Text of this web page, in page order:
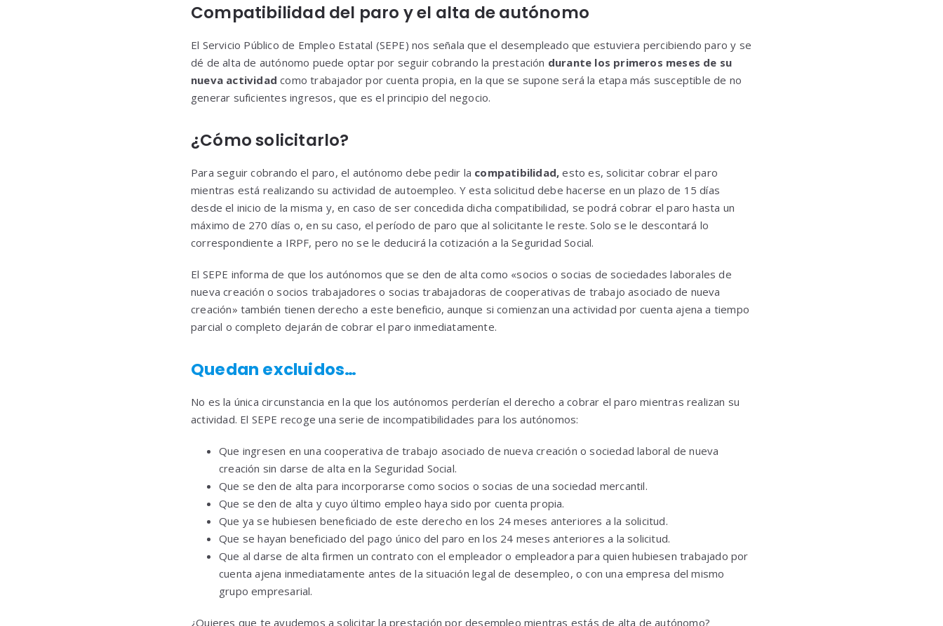
Compatibilidad del paro y el alta de autónomo
El Servicio Público de Empleo Estatal (SEPE) nos señala que el desempleado que estuviera percibiendo paro y se
dé de alta de autónomo puede optar por seguir cobrando la prestación durante los primeros meses de su
nueva actividad como trabajador por cuenta propia, en la que se supone será la etapa más susceptible de no
generar suficientes ingresos, que es el principio del negocio.
¿Cómo solicitarlo?
Para seguir cobrando el paro, el autónomo debe pedir la compatibilidad, esto es, solicitar cobrar el paro
mientras está realizando su actividad de autoempleo. Y esta solicitud debe hacerse en un plazo de 15 días
desde el inicio de la misma y, en caso de ser concedida dicha compatibilidad, se podrá cobrar el paro hasta un
máximo de 270 días o, en su caso, el período de paro que al solicitante le reste. Solo se le descontará lo
correspondiente a IRPF, pero no se le deducirá la cotización a la Seguridad Social.
El SEPE informa de que los autónomos que se den de alta como «socios o socias de sociedades laborales de
nueva creación o socios trabajadores o socias trabajadoras de cooperativas de trabajo asociado de nueva
creación» también tienen derecho a este beneficio, aunque si comienzan una actividad por cuenta ajena a tiempo
parcial o completo dejarán de cobrar el paro inmediatamente.
Quedan excluidos…
No es la única circunstancia en la que los autónomos perderían el derecho a cobrar el paro mientras realizan su
actividad. El SEPE recoge una serie de incompatibilidades para los autónomos:
Que ingresen en una cooperativa de trabajo asociado de nueva creación o sociedad laboral de nueva
creación sin darse de alta en la Seguridad Social.
Que se den de alta para incorporarse como socios o socias de una sociedad mercantil.
Que se den de alta y cuyo último empleo haya sido por cuenta propia.
Que ya se hubiesen beneficiado de este derecho en los 24 meses anteriores a la solicitud.
Que se hayan beneficiado del pago único del paro en los 24 meses anteriores a la solicitud.
Que al darse de alta firmen un contrato con el empleador o empleadora para quien hubiesen trabajado por
cuenta ajena inmediatamente antes de la situación legal de desempleo, o con una empresa del mismo
grupo empresarial.
¿Quieres que te ayudemos a solicitar la prestación por desempleo mientras estás de alta de autónomo?